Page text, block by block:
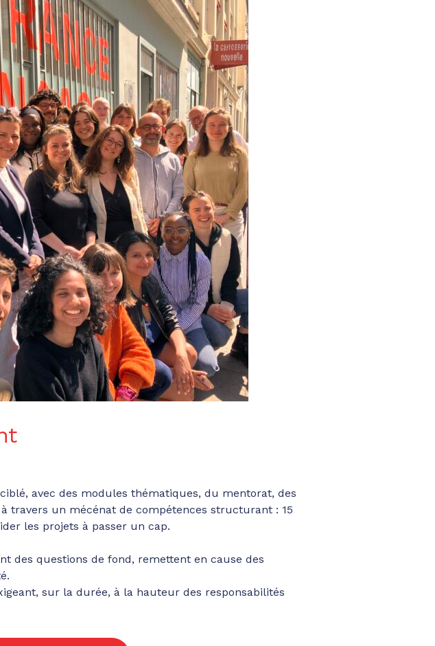
avec des modules thématiques, du mentorat, des
travers un mécénat de compétences structurant : 15
les projets à passer un cap.
des questions de fond, remettent en cause des
sur la durée, à la hauteur des responsabilités